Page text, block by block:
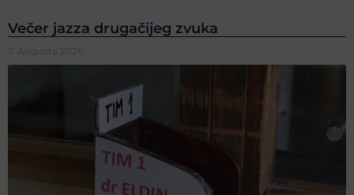
Večer jazza drugačijeg zvuka
7. Augusta 2026.